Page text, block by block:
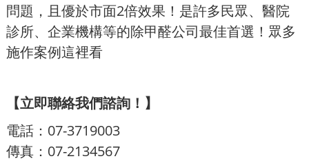
問題，且優於市面2倍效果！是許多民眾、醫院
診所、企業機構等的除甲醛公司最佳首選！眾多
施作案例這裡看
【立即聯絡我們諮詢！】
電話：07-3719003
傳真：07-2134567